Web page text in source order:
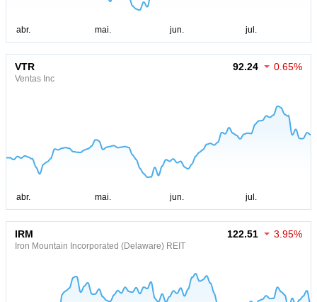
VTR
Ventas Inc
92.24 0.65%
IRM
Iron Mountain Incorporated (Delaware) REIT
122.51 3.95%